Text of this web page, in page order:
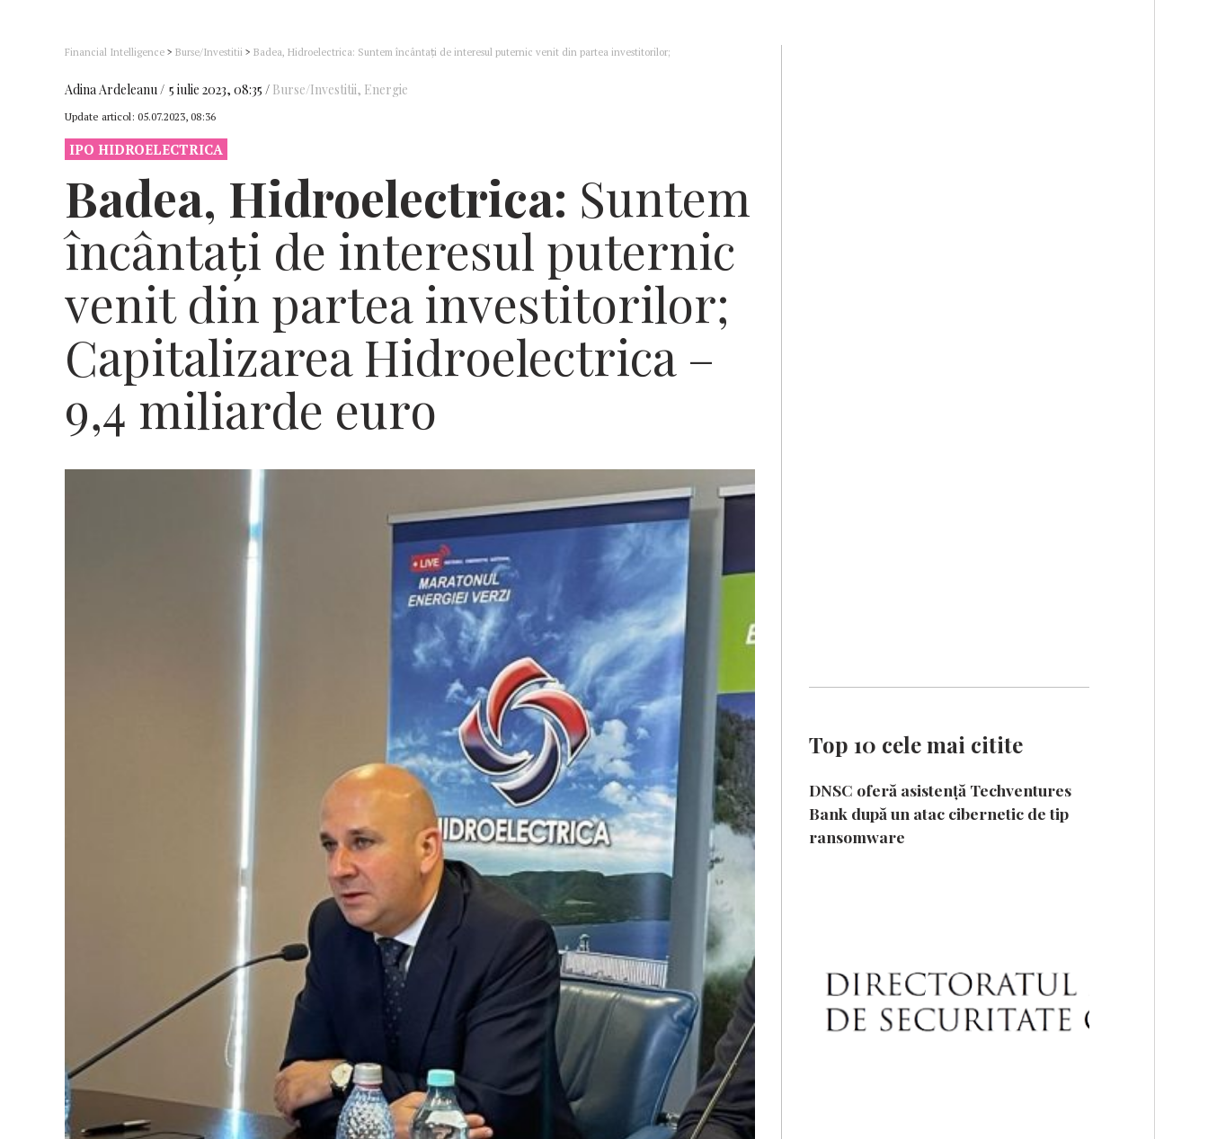
Financial Intelligence > Burse/Investitii > Badea, Hidroelectrica: Suntem încântați de interesul puternic venit din partea investitorilor;
Adina Ardeleanu 5 iulie 2023, 08:35 Burse/Investitii, Energie
Update articol: 05.07.2023, 08:36
IPO HIDROELECTRICA
Badea, Hidroelectrica: Suntem
încântați de interesul puternic
venit din partea investitorilor;
Capitalizarea Hidroelectrica –
9,4 miliarde euro
Top 10 cele mai citite
DNSC oferă asistență Techventures
Bank după un atac cibernetic de tip
ransomware